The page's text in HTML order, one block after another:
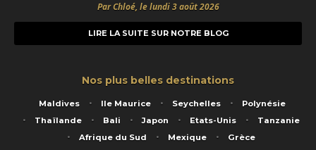
Par Chloé, le lundi 3 août 2026
LIRE LA SUITE SUR NOTRE BLOG
Nos plus belles destinations
Maldives Ile Maurice Seychelles
Polynésie
Thaïlande
Bali Japon Etats-Unis
Tanzanie
Afrique du Sud
Mexique Grèce